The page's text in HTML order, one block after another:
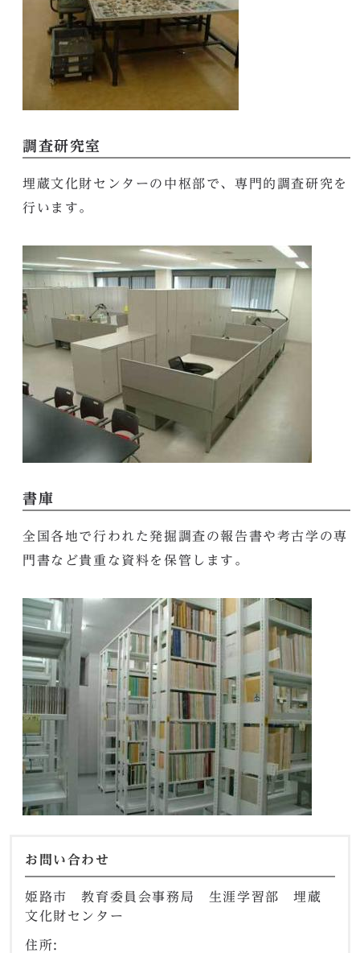
調査研究室
埋蔵文化財センターの中枢部で、専門的調査研究を
行います。
書庫
全国各地で行われた発掘調査の報告書や考古学の専
門書など貴重な資料を保管します。
お問い合わせ
姫路市 教育委員会事務局 生涯学習部 埋蔵
文化財センター
住所: